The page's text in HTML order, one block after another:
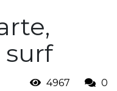
surf
4967 0